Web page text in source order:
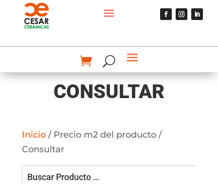
CONSULTAR
Inicio/ Precio m2 del producto /
Consultar
Buscar Producto …